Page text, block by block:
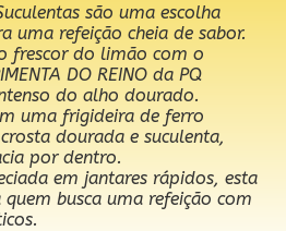
são uma escolha
uma refeição cheia de sabor.
frescor do limão com o
DO REINO da PQ
do alho dourado.
uma frigideira de ferro
dourada e suculenta,
por dentro.
em jantares rápidos, esta
busca uma refeição com